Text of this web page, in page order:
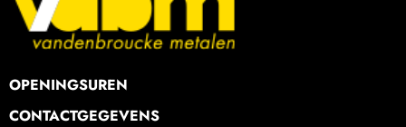
OPENINGSUREN
CONTACTGEGEVENS